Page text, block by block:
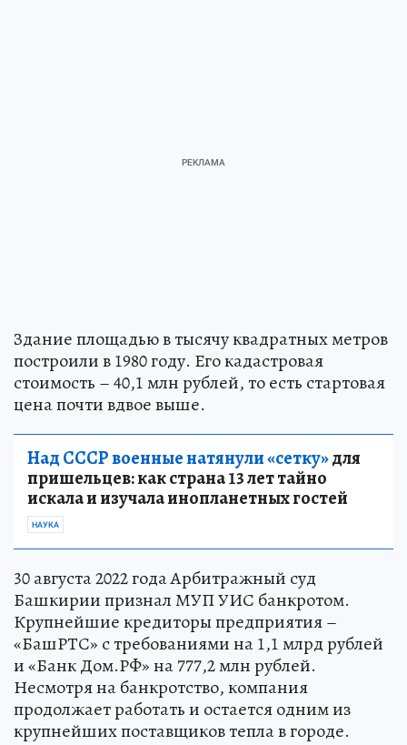
Здание площадью в тысячу квадратных метров
построили в 1980 году. Его кадастровая
стоимость – 40,1 млн рублей, то есть стартовая
цена почти вдвое выше.
Над СССР военные натянули «сетку»для
пришельцев: как страна 13 лет тайно
искала и изучала инопланетных гостей
НАУКА
30 августа 2022 года Арбитражный суд
Башкирии признал МУП УИС банкротом.
Крупнейшие кредиторы предприятия –
«БашРТС» с требованиями на 1,1 млрд рублей
и «Банк Дом.РФ» на 777,2 млн рублей.
Несмотря на банкротство, компания
продолжает работать и остается одним из
крупнейших поставщиков тепла в городе.